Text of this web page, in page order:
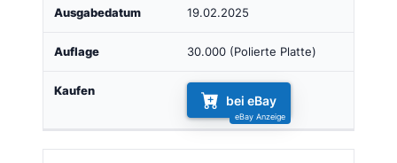
19.02.2025
30.000 (Polierte Platte)
bei eBay